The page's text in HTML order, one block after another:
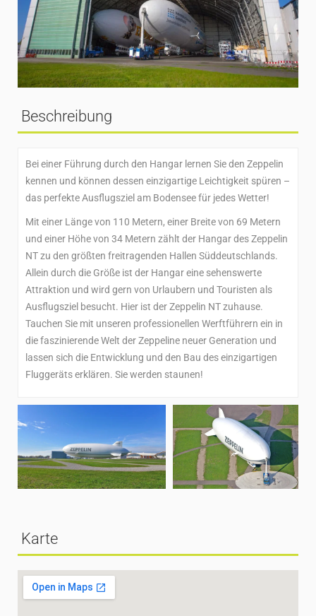
Beschreibung
Bei einer Führung durch den Hangar lernen Sie den Zeppelin
kennen und können dessen einzigartige Leichtigkeit spüren –
das perfekte Ausflugsziel am Bodensee für jedes Wetter!
Mit einer Länge von 110 Metern, einer Breite von 69 Metern
und einer Höhe von 34 Metern zählt der Hangar des Zeppelin
NT zu den größten freitragenden Hallen Süddeutschlands.
Allein durch die Größe ist der Hangar eine sehenswerte
Attraktion und wird gern von Urlaubern und Touristen als
Ausflugsziel besucht. Hier ist der Zeppelin NT zuhause.
Tauchen Sie mit unseren professionellen Werftführern ein in
die faszinierende Welt der Zeppeline neuer Generation und
lassen sich die Entwicklung und den Bau des einzigartigen
Fluggeräts erklären. Sie werden staunen!
Karte